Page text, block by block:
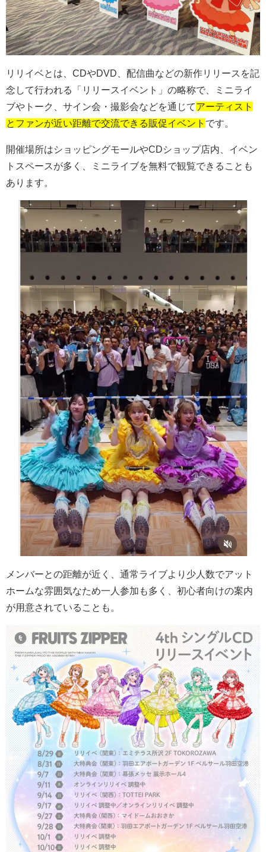
リリイベとは、 CDやDVD 、配信曲などの新作リリースを記
念して行われる「リリースイベント」の略称で、ミニライ
ブやトーク、サイン会・撮影会などを通じてアーティスト
とファンが近い距離で交流できる販促イベント です。
開催場所はショッピングモールやCDショップ店内、イベン
トスペースが多く、ミニライブを無料で観覧できることも
あります。
メンバーとの距離が近く、通常ライブより少人数でアット
ホームな雰囲気なため一人参加も多く、初心者向けの案内
が用意されていることも。